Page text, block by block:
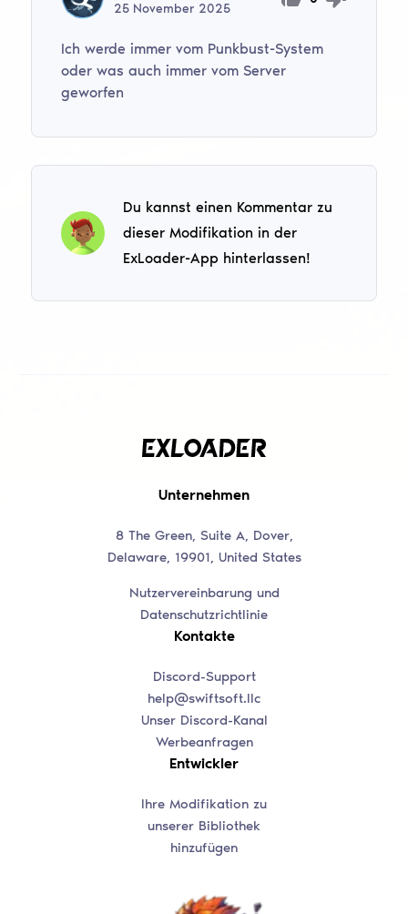
25 November 2025
Ich werde immer vom Punkbust-System
oder was auch immer vom Server
geworfen
Du kannst einen Kommentar zu
dieser Modifikation in der
ExLoader-App hinterlassen!
Unternehmen
8 The Green, Suite A, Dover,
Delaware, 19901, United States
Nutzervereinbarung und
Datenschutzrichtlinie
Kontakte
Discord-Support
help@swiftsoft.llc
Unser Discord-Kanal
Werbeanfragen
Entwickler
Ihre Modifikation zu
unserer Bibliothek
hinzufügen